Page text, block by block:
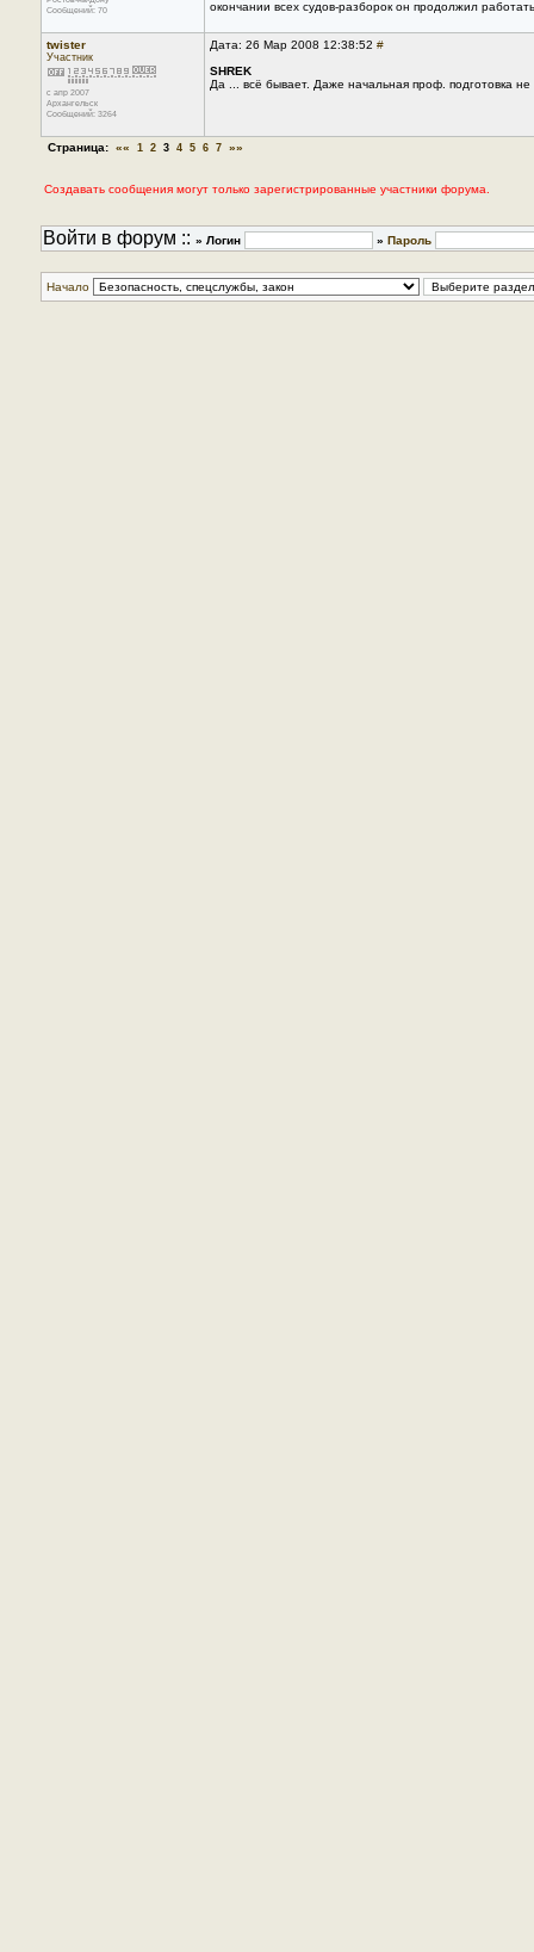
Сообщений: 70
окончании всех судов-разборок он продолжил
twister
Участник
с апр 2007
Архангельск
Сообщений: 3264
Дата: 26 Мар 2008 12:38:52 #
SHREK
Да ... всё бывает. Даже начальная проф. подготовка
Страница: «« 1 2 3 4 5 6 7 »»
Создавать сообщения могут только зарегистрированные участники форума.
Войти в форум :: » Логин » Пароль
Начало